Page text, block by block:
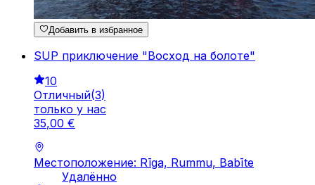
Добавить в избранное
SUP приключение "Восход на болоте"
10
Отличный(3)
только у нас
35,00 €
Местоположение: Rīga, Rummu, Babīte
Удалённо